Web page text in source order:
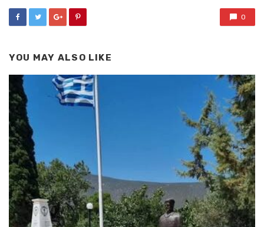
0
YOU MAY ALSO LIKE